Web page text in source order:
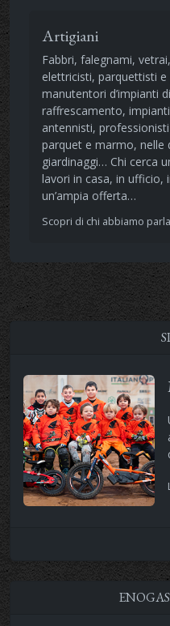
Artigiani
Fabbri, falegnami,
elettricisti, parquettisti
manutentori d’impianti
raffrescamento,
antennisti,
parquet e marmo, nelle
giardinaggi… Chi cerca
lavori in casa, in ufficio,
un’ampia offerta…
Scopri di chi abbiamo